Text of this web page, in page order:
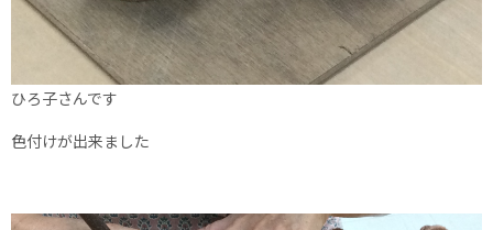
ひろ子さんです
色付けが出来ました